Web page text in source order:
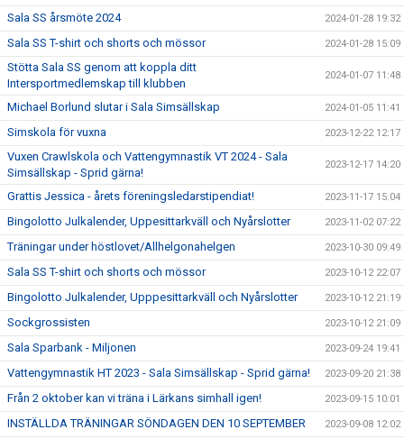
Sala SS årsmöte 2024 2024-01-28 19:32
Sala SS T-shirt och shorts och mössor 2024-01-28 15:09
Stötta Sala SS genom att koppla ditt
Intersportmedlemskap till klubben
2024-01-07 11:48
Michael Borlund slutar i Sala Simsällskap 2024-01-05 11:41
Simskola för vuxna 2023-12-22 12:17
Vuxen Crawlskola och Vattengymnastik VT 2024 - Sala
Simsällskap - Sprid gärna!
2023-12-17 14:20
Grattis Jessica - årets föreningsledarstipendiat! 2023-11-17 15:04
Bingolotto Julkalender, Uppesittarkväll och Nyårslotter 2023-11-02 07:22
Träningar under höstlovet/Allhelgonahelgen 2023-10-30 09:49
Sala SS T-shirt och shorts och mössor 2023-10-12 22:07
Bingolotto Julkalender, Upppesittarkväll och Nyårslotter 2023-10-12 21:19
Sockgrossisten 2023-10-12 21:09
Sala Sparbank - Miljonen 2023-09-24 19:41
Vattengymnastik HT 2023 - Sala Simsällskap - Sprid gärna! 2023-09-20 21:38
Från 2 oktober kan vi träna i Lärkans simhall igen! 2023-09-15 10:01
INSTÄLLDA TRÄNINGAR SÖNDAGEN DEN 10 SEPTEMBER 2023-09-08 12:02